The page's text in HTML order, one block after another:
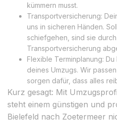
kümmern musst.
Transportversicherung:
uns in sicheren Händen.
schiefgehen, sind sie
Transportversicherung
Flexible Terminplanung:
deines Umzugs. Wir
sorgen dafür, dass alles
Kurz gesagt: Mit
steht einem günstigen und
Bielefeld nach Zoetermeer